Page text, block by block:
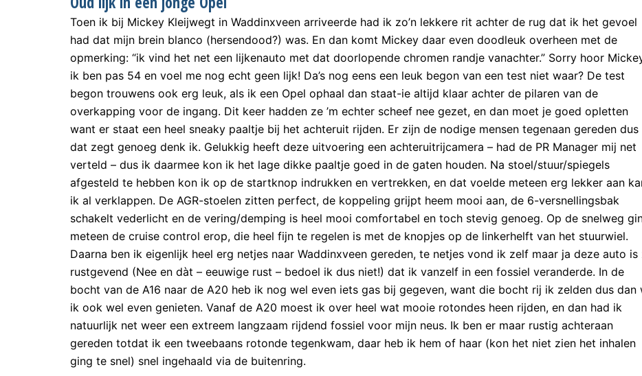
Toen ik bij Mickey Kleijwegt in Waddinxveen arriveerde had ik zo’n lekkere rit achter de rug dat ik het gevoel
had dat mijn brein blanco (hersendood?) was. En dan komt Mickey daar even doodleuk overheen met de
opmerking: “ik vind het net een lijkenauto met dat doorlopende chromen randje vanachter.” Sorry hoor
ik ben pas 54 en voel me nog echt geen lijk! Da’s nog eens een leuk begon van een test niet waar? De test
begon trouwens ook erg leuk, als ik een Opel ophaal dan staat-ie altijd klaar achter de pilaren van de
overkapping voor de ingang. Dit keer hadden ze ’m echter scheef nee gezet, en dan moet je goed opletten
want er staat een heel sneaky paaltje bij het achteruit rijden. Er zijn de nodige mensen tegenaan gereden dus
dat zegt genoeg denk ik. Gelukkig heeft deze uitvoering een achteruitrijcamera – had de PR Manager mij net
verteld – dus ik daarmee kon ik het lage dikke paaltje goed in de gaten houden. Na stoel/stuur/spiegels
afgesteld te hebben kon ik op de startknop indrukken en vertrekken, en dat voelde meteen erg lekker aan
ik al verklappen. De AGR-stoelen zitten perfect, de koppeling grijpt heem mooi aan, de 6-versnellingsbak
schakelt vederlicht en de vering/demping is heel mooi comfortabel en toch stevig genoeg. Op de snelweg
meteen de cruise control erop, die heel fijn te regelen is met de knopjes op de linkerhelft van het stuurwiel.
Daarna ben ik eigenlijk heel erg netjes naar Waddinxveen gereden, te netjes vond ik zelf maar ja deze auto is
rustgevend (Nee en dàt – eeuwige rust – bedoel ik dus niet!) dat ik vanzelf in een fossiel veranderde. In de
bocht van de A16 naar de A20 heb ik nog wel even iets gas bij gegeven, want die bocht rij ik zelden dus dan
ik ook wel even genieten. Vanaf de A20 moest ik over heel wat mooie rotondes heen rijden, en dan had ik
natuurlijk net weer een extreem langzaam rijdend fossiel voor mijn neus. Ik ben er maar rustig achteraan
gereden totdat ik een tweebaans rotonde tegenkwam, daar heb ik hem of haar (kon het niet zien het inhalen
ging te snel) snel ingehaald via de buitenring.